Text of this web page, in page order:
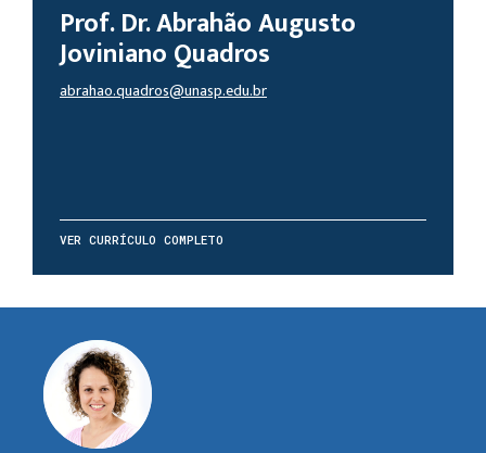
Prof. Dr. Abrahão Augusto
Joviniano Quadros
abrahao.quadros@unasp.edu.br
VER CURRÍCULO COMPLETO